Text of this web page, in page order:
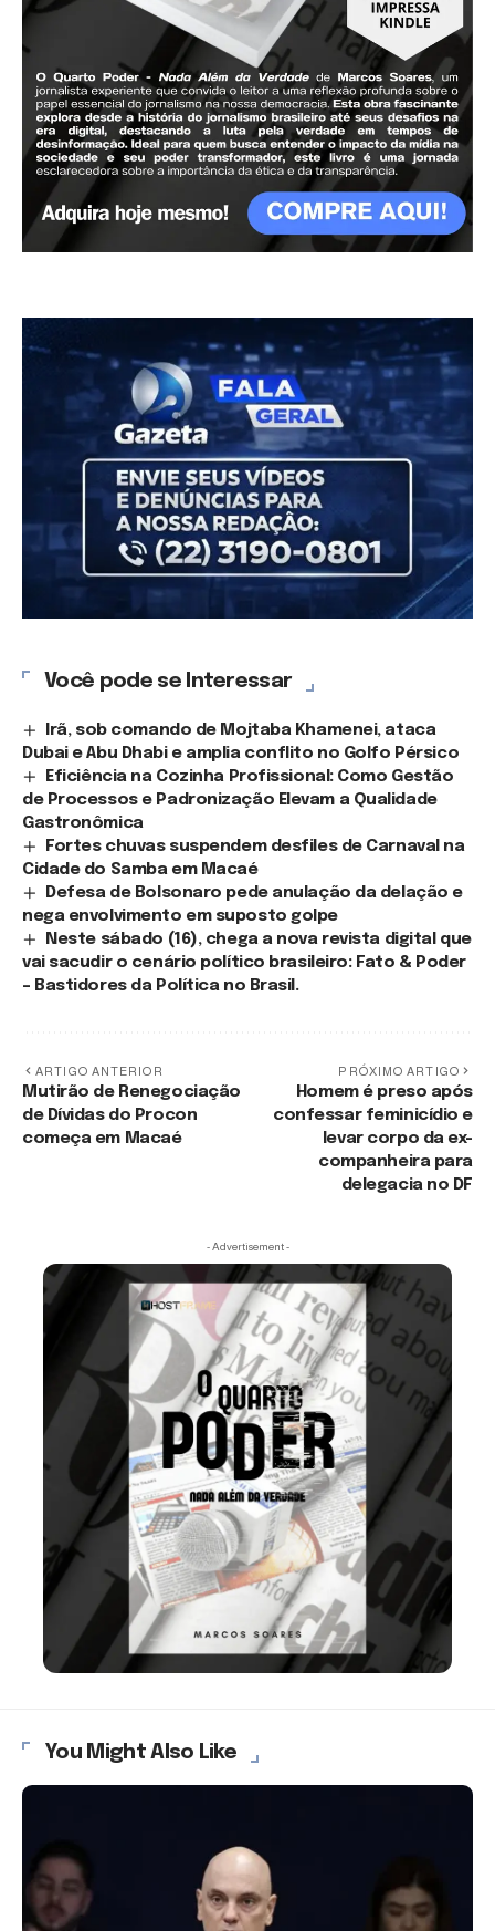
Você pode se Interessar
Irã, sob comando de Mojtaba Khamenei, ataca
Dubai e Abu Dhabi e amplia conflito no Golfo Pérsico
Eficiência na Cozinha Profissional: Como Gestão
de Processos e Padronização Elevam a Qualidade
Gastronômica
Fortes chuvas suspendem desfiles de Carnaval na
Cidade do Samba em Macaé
Defesa de Bolsonaro pede anulação da delação e
nega envolvimento em suposto golpe
Neste sábado (16), chega a nova revista digital que
vai sacudir o cenário político brasileiro: Fato & Poder
– Bastidores da Política no Brasil.
ARTIGO ANTERIOR
Mutirão de Renegociação
de Dívidas do Procon
começa em Macaé
PRÓXIMO ARTIGO
Homem é preso após
confessar feminicídio e
levar corpo da ex-
companheira para
delegacia no DF
- Advertisement -
You Might Also Like